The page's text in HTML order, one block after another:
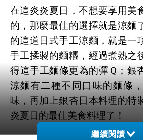
在這炎炎夏日，不想要享用美
的，那麼最佳的選擇就是涼麵
的這道日式手工涼麵，就是一
手工揉製的麵糰，經過煮熟之
得這手工麵條更為的彈Ｑ；銀
涼麵有二種不同口味的麵條
味，再加上銀杏日本料理的特
炎夏日的最佳美食料理了！
台中定食,台中
繼續閱讀